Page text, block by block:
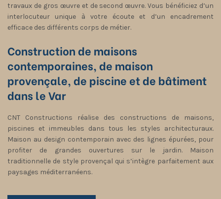
travaux de gros œuvre et de second œuvre. Vous bénéficiez d’un
interlocuteur unique à votre écoute et d’un encadrement
efficace des différents corps de métier.
Construction de maisons
contemporaines, de maison
provençale, de piscine et de bâtiment
dans le Var
CNT Constructions réalise des constructions de maisons,
piscines et immeubles dans tous les styles architecturaux.
Maison au design contemporain avec des lignes épurées, pour
profiter de grandes ouvertures sur le jardin. Maison
traditionnelle de style provençal qui s’intègre parfaitement aux
paysages méditerranéens.